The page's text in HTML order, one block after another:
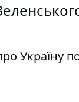
Україну